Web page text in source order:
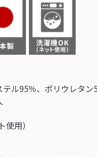
ル95％、ポリウレタン
用）